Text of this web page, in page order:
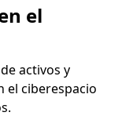
el
activos y
el ciberespacio